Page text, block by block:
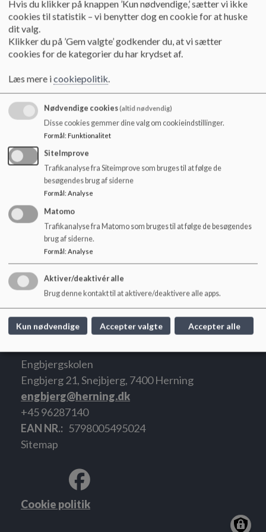
Herning Kommune planlægger skolebusruterne i Herning
Kommune efter elevernes adresser.
Dette sker i forhold til skolens ringetider, og om skolevejen er
erklæret som trafikfarlig.
på: https://www.herning.dk/borger/skole-og-
uddannelse/skolebusser/
Herunder findes planer for de busser, der transporterer
elever til og fra skolen.
Det drejer sig om ruterne 158 og 159.
Køreplanerne 158 og 159 kan ses og printes ud fra dette link:
https://www.midttrafik.dk/rejsemuligheder/skolebuss
er/herning-kommune/
Dokumenter
Ordensregler i skolebussen_0.pdf
Engbjergskolen
Engbjerg 21, Snejbjerg, 7400 Herning
engbjerg@herning.dk
+45 96287140
EAN NR.
5798005495024
Sitemap
Cookie politik
Hvis du klikker på knappen ’Kun nødvendige,’ sætter vi ikke
cookies til statistik – vi benytter dog en cookie for at huske
dit valg.
Klikker du på ’Gem valgte’ godkender du, at vi sætter
cookies for de kategorier du har krydset af.
Læs mere icookiepolitik.
Nødvendige cookies(altid nødvendig)
Disse cookies gemmer dine valg om cookieindstillinger.
Formål: Funktionalitet
SiteImprove
Trafikanalyse fra Siteimprove som bruges til at følge de
besøgendes brug af siderne
Formål : Analyse
Matomo
Trafikanalyse fra Matomo som bruges til at følge de besøgendes
brug af siderne.
Formål: Analyse
Aktiver/deaktivér alle
Brug denne kontakt til at aktivere/deaktivere alle apps.
Kun nødvendige Accepter valgte Accepter alle